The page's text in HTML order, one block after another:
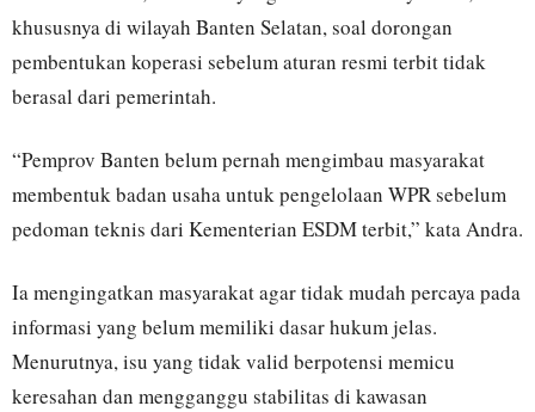
khususnya di wilayah Banten Selatan, soal dorongan
pembentukan koperasi sebelum aturan resmi terbit tidak
berasal dari pemerintah.
“Pemprov Banten belum pernah mengimbau masyarakat
membentuk badan usaha untuk pengelolaan WPR sebelum
pedoman teknis dari Kementerian ESDM terbit,” kata Andra.
Ia mengingatkan masyarakat agar tidak mudah percaya pada
informasi yang belum memiliki dasar hukum jelas.
Menurutnya, isu yang tidak valid berpotensi memicu
keresahan dan mengganggu stabilitas di kawasan